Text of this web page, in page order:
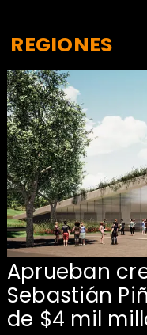
Aprueban
Sebastián
de $4 mil
REGIONES